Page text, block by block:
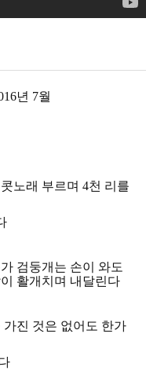
년 7월
노래 부르며 4천 리를
검둥개는 손이 와도
활개치며 내달린다
진 것은 없어도 한가